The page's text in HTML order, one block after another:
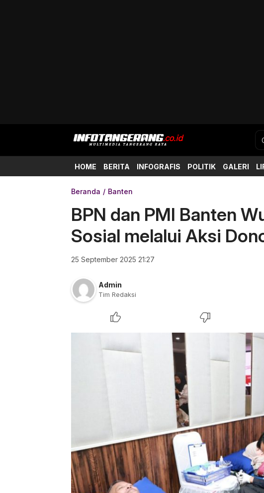
HOME BERITA INFOGRAFIS POLITIK GALERI
Beranda Banten
BPN dan PMI Banten
Sosial melalui Aksi
25 September 2025 21:27
Admin
Tim Redaksi